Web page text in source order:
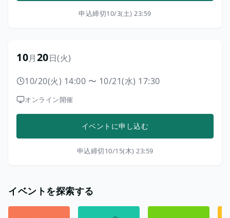
イベントを探索する
申込締切10/3(土) 23:59
10月20日(火)
10/20(火) 14:00 〜 10/21(水) 17:30
オンライン開催
イベントに申し込む
申込締切10/15(木) 23:59